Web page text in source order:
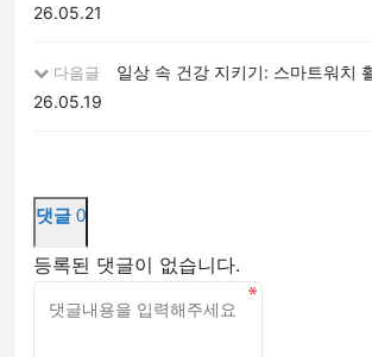
26.05.21
다음글
일상 속 건강 지키기: 스마트워치
26.05.19
댓글 0
등록된 댓글이 없습니다.